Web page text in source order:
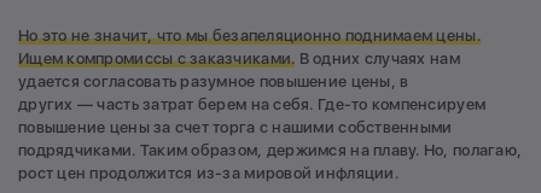
Но это не значит, что мы безапеляционно поднимаем цены.
Ищем компромиссы с заказчиками. В одних случаях нам
удается согласовать разумное повышение цены, в
других — часть затрат берем на себя. Где-то компенсируем
повышение цены за счет торга с нашими собственными
подрядчиками. Таким образом, держимся на плаву. Но, полагаю,
рост цен продолжится из-за мировой инфляции.